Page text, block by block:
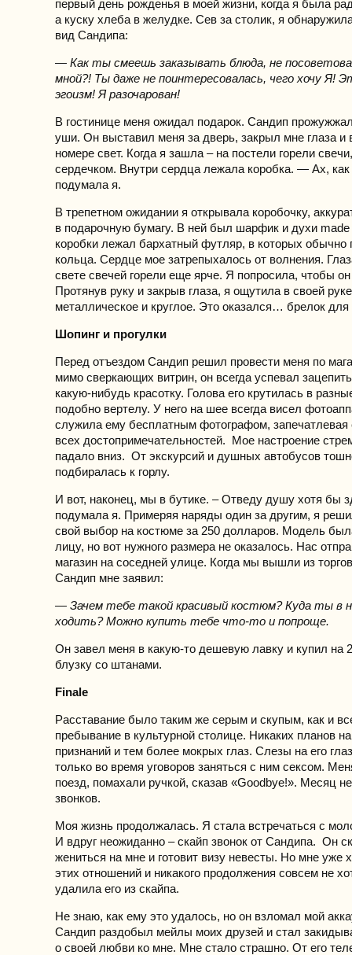
первый день рожденья в моей жизни, когда я была
а куску хлеба в желудке. Сев за столик, я
вид Сандипа:
— Как ты смеешь заказывать блюда, не
мной?! Ты даже не поинтересовалась, чего хочу Я!
эгоизм! Я разочарован!
В гостинице меня ожидал подарок. Сандип
уши. Он выставил меня за дверь, закрыл мне глаза и
номере свет. Когда я зашла – на постели горели
сердечком. Внутри сердца лежала коробка. — Ах,
подумала я.
В трепетном ожидании я открывала коробочку,
в подарочную бумагу. В ней был шарфик и духи
коробки лежал бархатный футляр, в которых обычно
кольца. Сердце мое затрепыхалось от волнения.
свете свечей горели еще ярче. Я попросила, чтобы
Протянув руку и закрыв глаза, я ощутила в своей
металлическое и круглое. Это оказался… брелок
Шопинг и прогулки
Перед отъездом Сандип решил провести меня по
мимо сверкающих витрин, он всегда успевал
какую-нибудь красотку. Голова его крутилась в
подобно вертелу. У него на шее всегда висел
служила ему бесплатным фотографом, запечатлевая
всех достопримечательностей. Мое настроение
падало вниз. От экскурсий и душных автобусов
подбиралась к горлу.
И вот, наконец, мы в бутике. – Отведу душу хотя бы
подумала я. Примеряя наряды один за другим, я
свой выбор на костюме за 250 долларов. Модель
лицу, но вот нужного размера не оказалось. Нас
магазин на соседней улице. Когда мы вышли из
Сандип мне заявил:
— Зачем тебе такой красивый костюм? Куда ты в
ходить? Можно купить тебе что-то и попроще.
Он завел меня в какую-то дешевую лавку и купил на
блузку со штанами.
Finale
Расставание было таким же серым и скупым, как и
пребывание в культурной столице. Никаких планов
признаний и тем более мокрых глаз. Слезы на его
только во время уговоров заняться с ним сексом.
поезд, помахали ручкой, сказав «Goodbye!». Месяц
звонков.
Моя жизнь продолжалась. Я стала встречаться с
И вдруг неожиданно – скайп звонок от Сандипа. Он
жениться на мне и готовит визу невесты. Но мне уже
этих отношений и никакого продолжения совсем не
удалила его из скайпа.
Не знаю, как ему это удалось, но он взломал мой
Сандип раздобыл мейлы моих друзей и стал
о своей любви ко мне. Мне стало страшно. От его